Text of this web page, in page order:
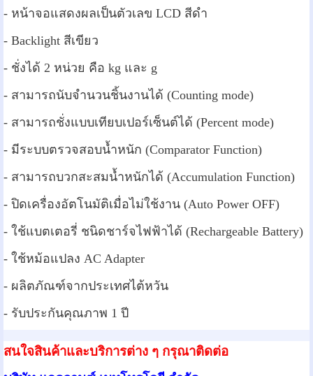
- หน้าจอแสดงผลเป็นตัวเลข LCD สีดำ
- Backlight สีเขียว
- ชั่งได้ 2 หน่วย คือ kg และ g
- สามารถนับจำนวนชิ้นงานได้ (Counting mode)
- สามารถชั่งแบบเทียบเปอร์เซ็นต์ได้ (Percent mode)
- มีระบบตรวจสอบน้ำหนัก (Comparator Function)
- สามารถบวกสะสมน้ำหนักได้ (Accumulation Function)
- ปิดเครื่องอัตโนมัติเมื่อไม่ใช้งาน (Auto Power OFF)
- ใช้แบตเตอรี่ ชนิดชาร์จไฟฟ้าได้ (Rechargeable Battery)
- ใช้หม้อแปลง AC Adapter
- ผลิตภัณฑ์จากประเทศไต้หวัน
- รับประกันคุณภาพ 1 ปี
สนใจสินค้าและบริการต่าง ๆ กรุณาติดต่อ